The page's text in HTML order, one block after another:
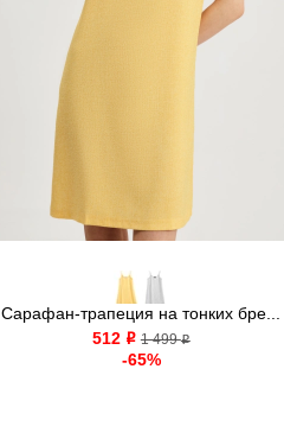
Сарафан-трапеция на тонких бре...
512 o 1 499o
-65%